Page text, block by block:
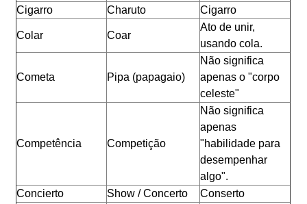
Cigarro Charuto Cigarro
Colar Coar
Ato de unir,
usando cola.
Cometa Pipa (papagaio)
Não significa
apenas o "corpo
celeste"
Competência Competição
Não significa
apenas
"habilidade para
desempenhar
algo".
Concierto
Show / Concerto Conserto